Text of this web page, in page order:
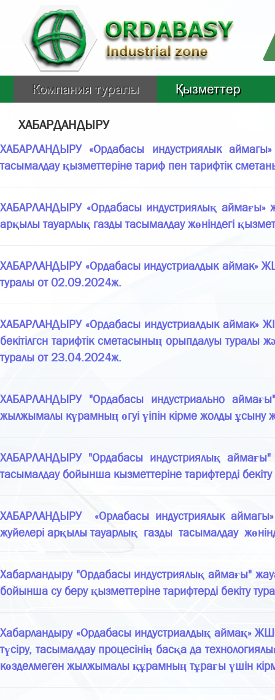
Компания туралы Қызметтер
ХАБАРДАНДЫРУ
ХАБАРЛАНДЫРУ «Ордабасы индустриялык аймагы»
тасымалдау қызметтеріне тариф пен тарифтік
ХАБАРЛАНДЫРУ «Ордабасы индустриялық аймағы»
арқылы тауарлық газды тасымалдау жөніндегі
ХАБАРЛАНДЫРУ «Ордабасы индустриалдык аймак»
туралы от 02.09.2024ж.
ХАБАРЛАНДЫРУ «Ордабасы индустриалдык аймак»
бекітілгсн тарифтік сметасының орыпдалуы туралы
туралы от 23.04.2024ж.
ХАБАРЛАНДЫРУ "Ордабасы индустриально аймағы"
жылжымалы күрамның өгуі үіпін кірме жолды ұсыну
ХАБАРЛАНДЫРУ "Ордабасы индустриялық аймағы"
тасымалдау бойынша кызметтеріне тарифтерді
ХАБАРЛАНДЫРУ «Орлабасы индустриялык аймагы»
жуйелері арқылы тауарлық газды тасымалдау
Хабарландыру "Ордабасы индустриялық аймағы"
бойынша су беру қызметтеріне тарифтерді бекіту
Хабарландыру «Ордабасы индустриалдық аймақ»
түсіру, тасымалдау процесінің басқа да
көзделмеген жылжымалы құрамның тұрағы үшін